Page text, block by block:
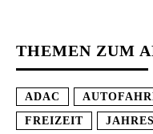
THEMEN ZUM
ADAC
FREIZEIT